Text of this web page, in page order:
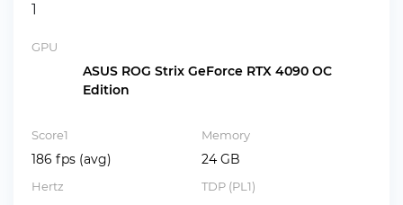
1
GPU
ASUS ROG Strix GeForce RTX 4090 OC
Edition
Score1
186 fps (avg)
Memory
24 GB
Hertz TDP (PL1)